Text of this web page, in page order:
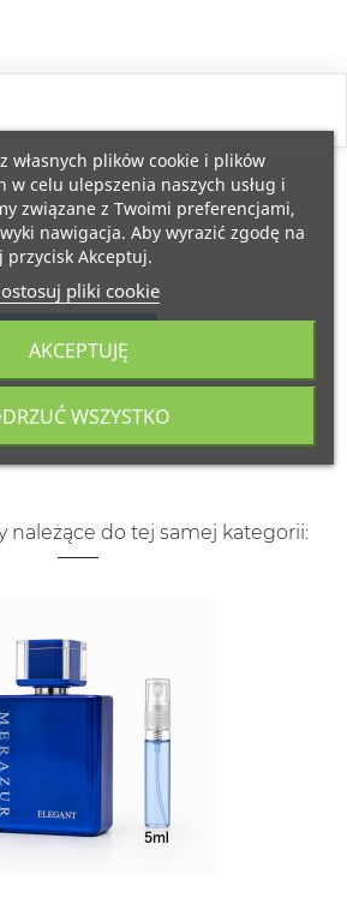
RECENZJĘ
należące do tej samej kategorii:
własnych plików cookie i plików
w celu ulepszenia naszych usług i
związane z Twoimi preferencjami,
nawigacja. Aby wyrazić zgodę na
przycisk Akceptuj.
pliki cookie
WSZYSTKO
AKCEPTUJĘ